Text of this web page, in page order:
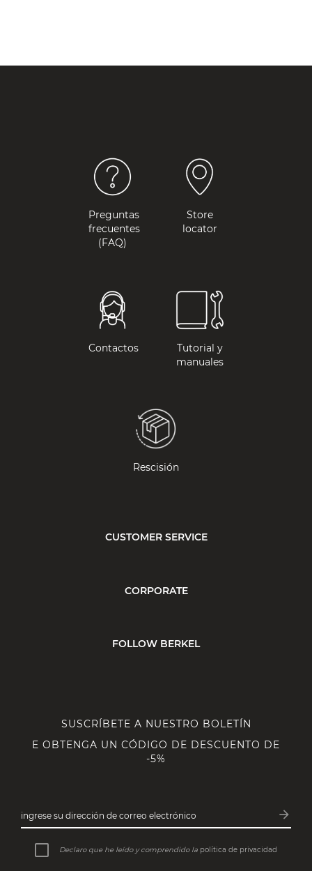
Preguntas
frecuentes
(FAQ)
Store
locator
Contactos
Tutorial y
manuales
Rescisión
CUSTOMER SERVICE
CORPORATE
FOLLOW BERKEL
SUSCRÍBETE A NUESTRO BOLETÍN
E OBTENGA UN CÓDIGO DE DESCUENTO DE
-5%
ingrese su dirección de correo electrónico arrow_forward
Declaro que he leído y comprendido la política de privacidad